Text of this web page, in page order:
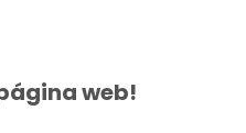
web!